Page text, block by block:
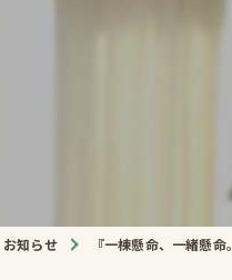
お知らせ 『一棟懸命、一緒懸命。